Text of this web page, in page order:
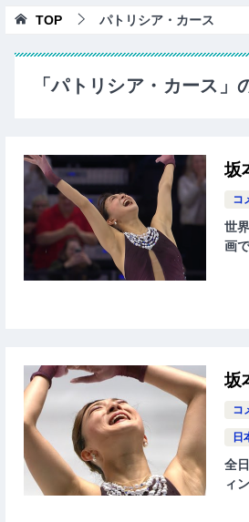
TOP パトリシア・カース
「パトリシア・カース」
坂
コ
世
画
坂
コ
日
全
ィ